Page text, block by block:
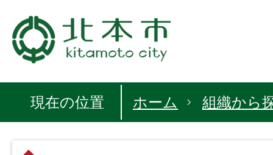
現在の位置 ホーム 組織から